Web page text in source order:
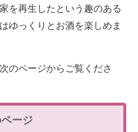
を再生したという趣のある
ゆっくりとお酒を楽しめま
のページからご覧くださ